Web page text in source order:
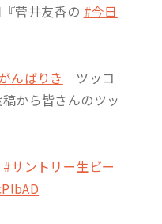
菅井友香の #今日
んばりき
ツッコ
から皆さんのツッ
#サントリー生ビー